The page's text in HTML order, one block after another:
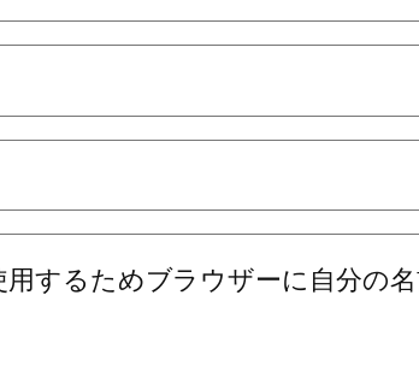
するためブラウザーに自分の